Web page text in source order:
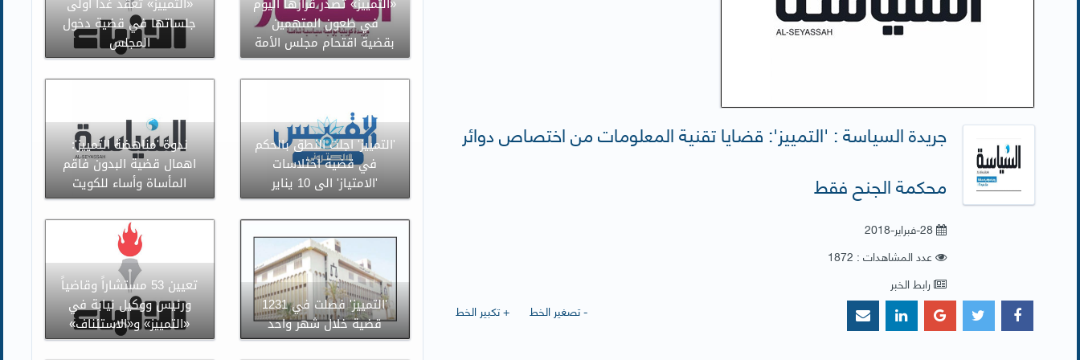
جريدة السياسة : 'التمييز': قضايا تقنية المعلومات من اختصاص دوائر
محكمة الجنح فقط
28-فبراير-2018
عدد المشاهدات : 1872
رابط الخبر
+ تكبير الخط
- تصغير الخط
جلساتها في قضية دخول
المجلس
في طعون المتهمين
بقضية اقتحام مجلس الأمة
ندوة 'مناهضة التمييز':
اهمال قضية البدون فاقم
المأساة وأساء للكويت
'التمييز' اجلت النطق بالحكم
في قضية اختلاسات
'الامتياز' الى 10 يناير
تعيين 53 مستشاراً وقاضياً
ورئيس ووكيل نيابة في
«التمييز» و«الاستئناف»
'التمييز' فصلت في 1231
قضية خلال شهر واحد